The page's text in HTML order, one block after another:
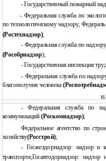
-Государственный пожарный
- Федеральная служба по
по технологическому надзору,
(Ростехнадзор);
- Федеральная служба по
(Рособрнадзор);
-Государственная инспекция
- Федеральная служба по
благополучия человека
16
- Федеральная служба по
коммуникаций(Роскомнадзор);
Федеральное агентство по
хозяйству(Росстрой);
- Госжелдорнадзор: надзор и
транспорта;Госавтодорнадзор: